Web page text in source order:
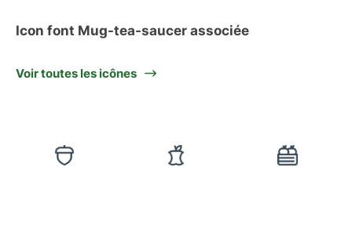
Icon font Mug-tea-saucer associée
Voir toutes les icônes